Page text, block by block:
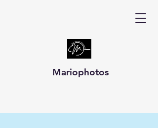
Mariophotos